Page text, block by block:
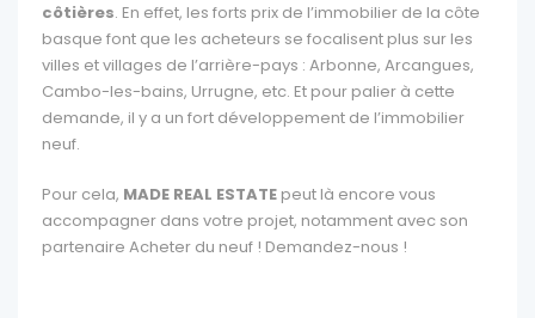
côtières. En effet, les forts prix de l’immobilier de la côte
basque font que les acheteurs se focalisent plus sur les
villes et villages de l’arrière-pays : Arbonne, Arcangues,
Cambo-les-bains, Urrugne, etc. Et pour palier à cette
demande, il y a un fort développement de l’immobilier
neuf.
Pour cela, MADE REAL ESTATE peut là encore vous
accompagner dans votre projet, notamment avec son
partenaire Acheter du neuf ! Demandez-nous !